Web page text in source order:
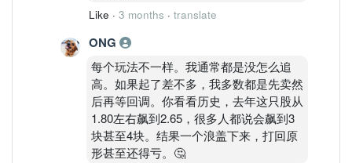
Like · 3 months · translate
ONG
每个玩法不一样。我通常都是没怎么追
高。如果起了差不多，我多数都是先卖然
后再等回调。你看看历史，去年这只股从
1.80左右飙到2.65，很多人都说会飙到3
块甚至4块。结果一个浪盖下来，打回原
形甚至还得亏。🤔